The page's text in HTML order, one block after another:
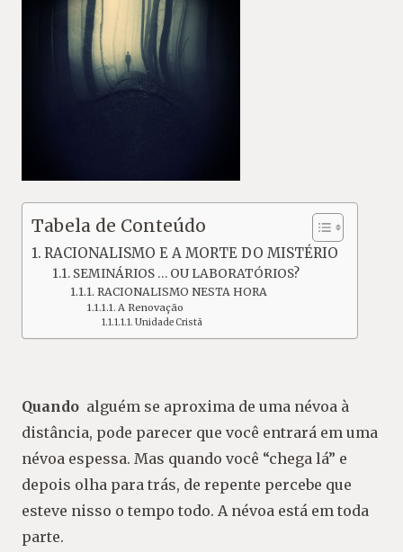
Tabela de Conteúdo
RACIONALISMO E A MORTE DO MISTÉRIO
SEMINÁRIOS … OU LABORATÓRIOS?
RACIONALISMO NESTA HORA
A Renovação
Unidade Cristã
Quando alguém se aproxima de uma névoa à
distância, pode parecer que você entrará em uma
névoa espessa. Mas quando você “chega lá” e
depois olha para trás, de repente percebe que
esteve nisso o tempo todo. A névoa está em toda
parte.